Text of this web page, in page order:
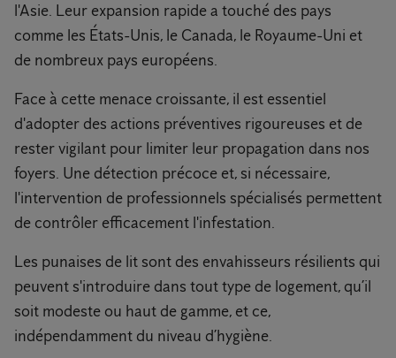
l'Asie. Leur expansion rapide a touché des pays
comme les États-Unis, le Canada, le Royaume-Uni et
de nombreux pays européens.
Face à cette menace croissante, il est essentiel
d'adopter des actions préventives rigoureuses et de
rester vigilant pour limiter leur propagation dans nos
foyers. Une détection précoce et, si nécessaire,
l'intervention de professionnels spécialisés permettent
de contrôler efficacement l'infestation.
Les punaises de lit sont des envahisseurs résilients qui
peuvent s'introduire dans tout type de logement, qu’il
soit modeste ou haut de gamme, et ce,
indépendamment du niveau d’hygiène.